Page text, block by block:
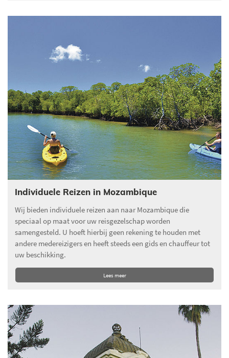
Individuele Reizen in Mozambique
Wij bieden individuele reizen aan naar Mozambique die
speciaal op maat voor uw reisgezelschap worden
samengesteld. U hoeft hierbij geen rekening te houden met
andere medereizigers en heeft steeds een gids en chauffeur tot
uw beschikking.
Lees meer